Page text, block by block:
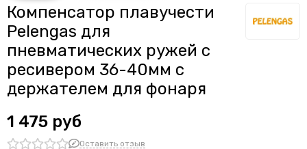
Аксессуары для гидрокостюмов
Комплекты для оснастки подводного ружья
Накидки-пончо
Накидки на автомобильное кресло
Поплавки для линя
Манки
Веревки, шнуры и резинки
Аксессуары для подводной фото и видеосъемки
Компенсатор плавучести
Pelengas для
пневматических ружей с
ресивером 36-40мм с
держателем для фонаря
1 475 руб
Оставить отзыв